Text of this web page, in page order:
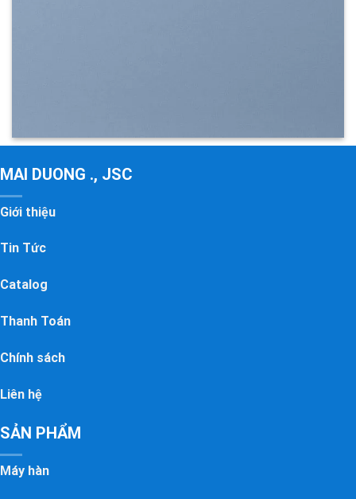
MAI DUONG ., JSC
Giới thiệu
Tin Tức
Catalog
Thanh Toán
Chính sách
Liên hệ
SẢN PHẨM
Máy hàn